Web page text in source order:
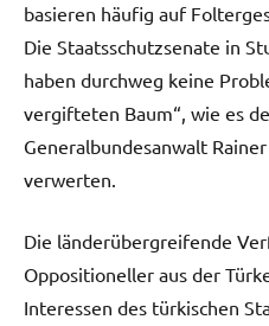
basieren häufig auf
Die Staatsschutzsenate in
haben durchweg keine
vergifteten Baum“, wie es
Generalbundesanwalt
verwerten.
Die länderübergreifende
Oppositioneller aus der
Interessen des türkischen